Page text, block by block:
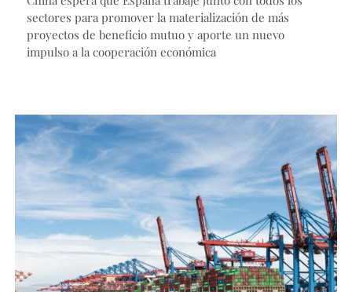
sectores para promover la materialización de más
proyectos de beneficio mutuo y aporte un nuevo
impulso a la cooperación económica